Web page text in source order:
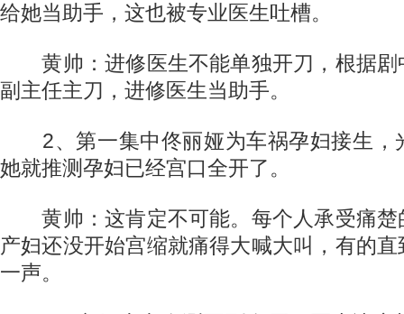
给她当助手，这也被专业医生吐槽。
黄帅：进修医生不能单独开刀，根据剧
副主任主刀，进修医生当助手。
2、第一集中佟丽娅为车祸孕妇接生，
她就推测孕妇已经宫口全开了。
黄帅：这肯定不可能。每个人承受痛楚
产妇还没开始宫缩就痛得大喊大叫，有的
一声。